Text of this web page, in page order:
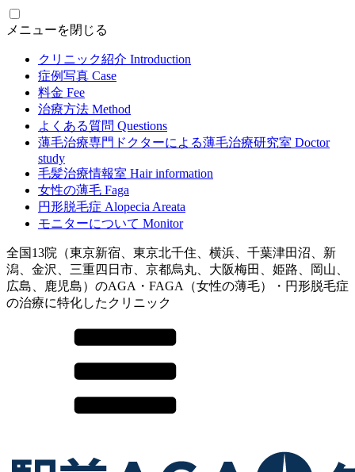
メニューを閉じる
クリニック紹介 Introduction
症例写真 Case
料金 Fee
治療方法 Method
よくある質問 Questions
薄毛治療専門ドクターによる薄毛治療研究室 Doctor
study
毛髪治療情報室 Hair information
女性の薄毛 Faga
円形脱毛症 Alopecia Areata
モニターについて Monitor
全国13院（東京新宿、東京北千住、横浜、千葉津田沼、新
潟、金沢、三重四日市、京都烏丸、大阪梅田、姫路、岡山、
広島、鹿児島）のAGA・FAGA（女性の薄毛）・円形脱毛症
の治療に特化したクリニック